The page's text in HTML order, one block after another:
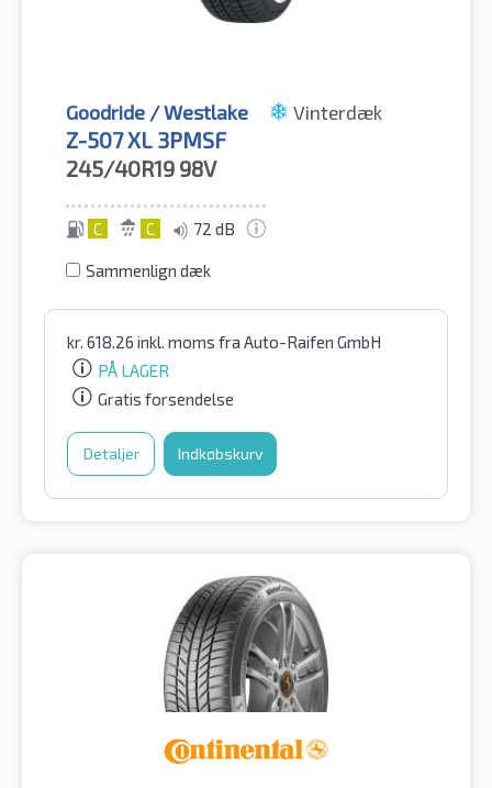
Goodride / Westlake Vinterdæk
Z-507 XL 3PMSF
245/40R19 98V
C C 72 dB
Sammenlign dæk
kr. 618.26 inkl. moms fra Auto-Raifen GmbH
PÅ LAGER
Gratis forsendelse
Detaljer Indkøbskurv